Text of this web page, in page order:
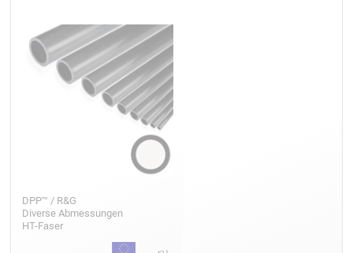
DPP™ / R&G
Diverse Abmessungen
HT-Faser